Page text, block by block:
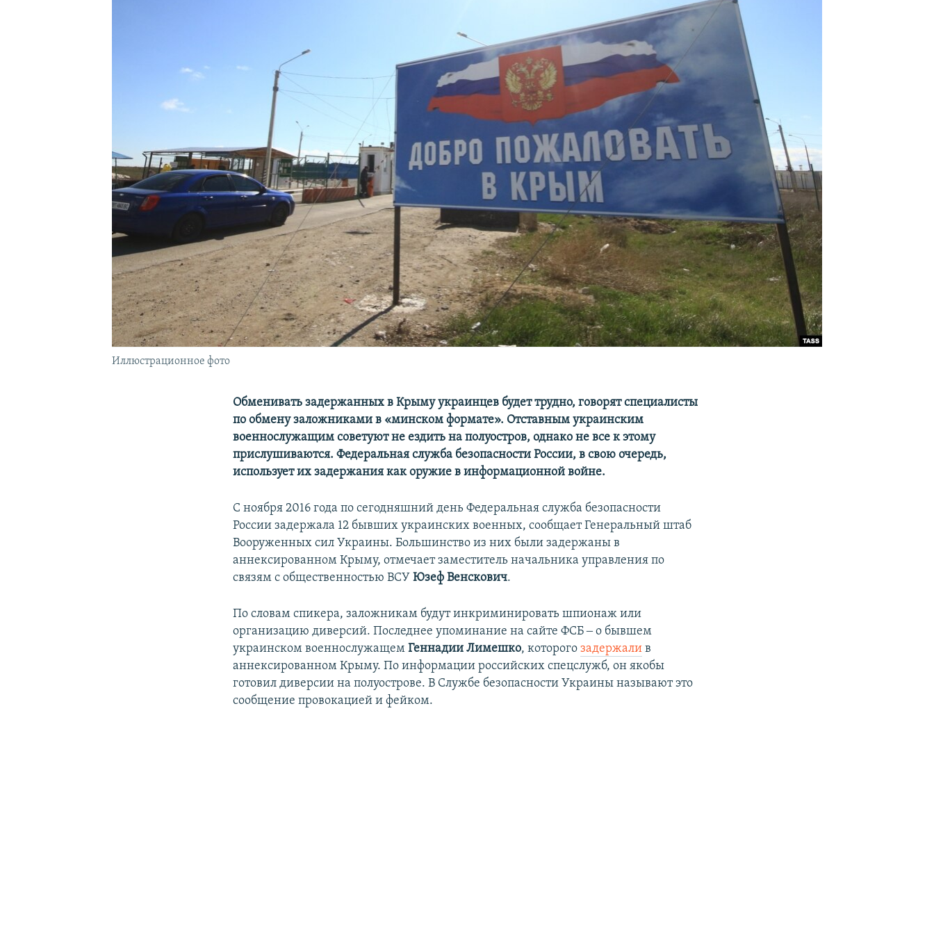
Иллюстрационное фото
Обменивать задержанных в Крыму украинцев будет трудно, говорят специалисты
по обмену заложниками в «минском формате». Отставным украинским
военнослужащим советуют не ездить на полуостров, однако не все к этому
прислушиваются. Федеральная служба безопасности России, в свою очередь,
использует их задержания как оружие в информационной войне.
С ноября 2016 года по сегодняшний день Федеральная служба безопасности
России задержала 12 бывших украинских военных, сообщает Генеральный штаб
Вооруженных сил Украины. Большинство из них были задержаны в
аннексированном Крыму, отмечает заместитель начальника управления по
связям с общественностью ВСУЮзеф Венскович.
По словам спикера, заложникам будут инкриминировать шпионаж или
организацию диверсий. Последнее упоминание на сайте ФСБ ‒ о бывшем
украинском военнослужащемГеннадии Лимешко, которогозадержали в
аннексированном Крыму. По информации российских спецслужб, он якобы
готовил диверсии на полуострове. В Службе безопасности Украины называют это
сообщение провокацией и фейком.